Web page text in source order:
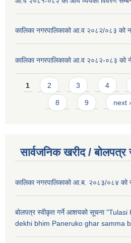
कालिका नगरपालिकाको आ.व २०८२/०८३ को
कालिका नगरपालिकाको आ.व २०८२-०८३ को
Pages
1 2 3 4
8 9 next ›
सार्वजनिक खरीद / बाेलपत्र
कालिका नगरपालिकाको आ.ब. २०८३/०८४ को
बोलपत्र स्वीकृत गर्ने आशयको सूचना
dekhi bhim Paneruko ghar samma